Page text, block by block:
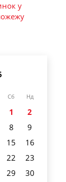
у
Сб Нд
1
2
8
9
15
16
22
23
29
30